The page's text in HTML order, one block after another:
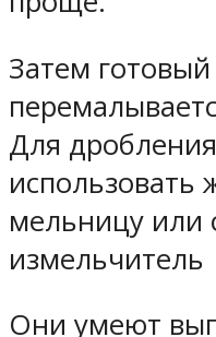
Затем
Для
использовать
мельницу или
измельчитель
Они умеют